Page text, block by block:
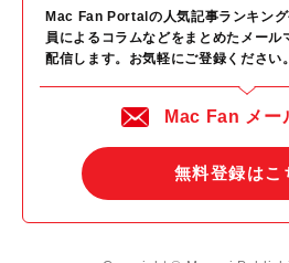
Mac Fan Portalの人気記事ランキン
員によるコラムなどをまとめたメール
配信します。お気軽にご登録ください。
Mac Fan メー
無料登録はこ